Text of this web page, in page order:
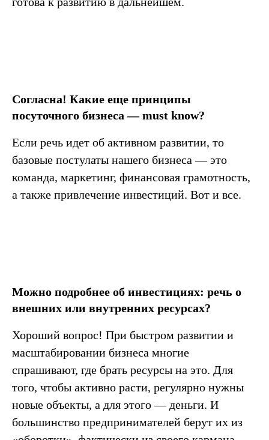
Согласна! Какие еще принципы
посуточного бизнеса — must know?
Если речь идет об активном развитии, то
базовые постулаты нашего бизнеса — это
команда, маркетинг, финансовая грамотность,
а также привлечение инвестиций. Вот и все.
Можно подробнее об инвестициях: речь о
внешних или внутренних ресурсах?
Хороший вопрос! При быстром развитии и
масштабировании бизнеса многие
спрашивают, где брать ресурсы на это. Для
того, чтобы активно расти, регулярно нужны
новые объекты, а для этого — деньги. И
большинство предпринимателей берут их из